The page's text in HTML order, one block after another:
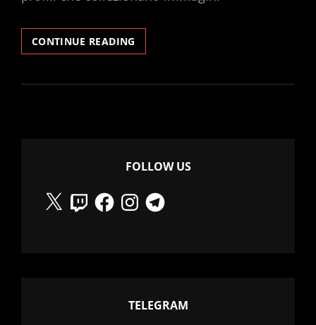
CONTINUE READING
RADIOFONICO
FOLLOW US
X
TwitchFacebookInstagramTelegram
TELEGRAM